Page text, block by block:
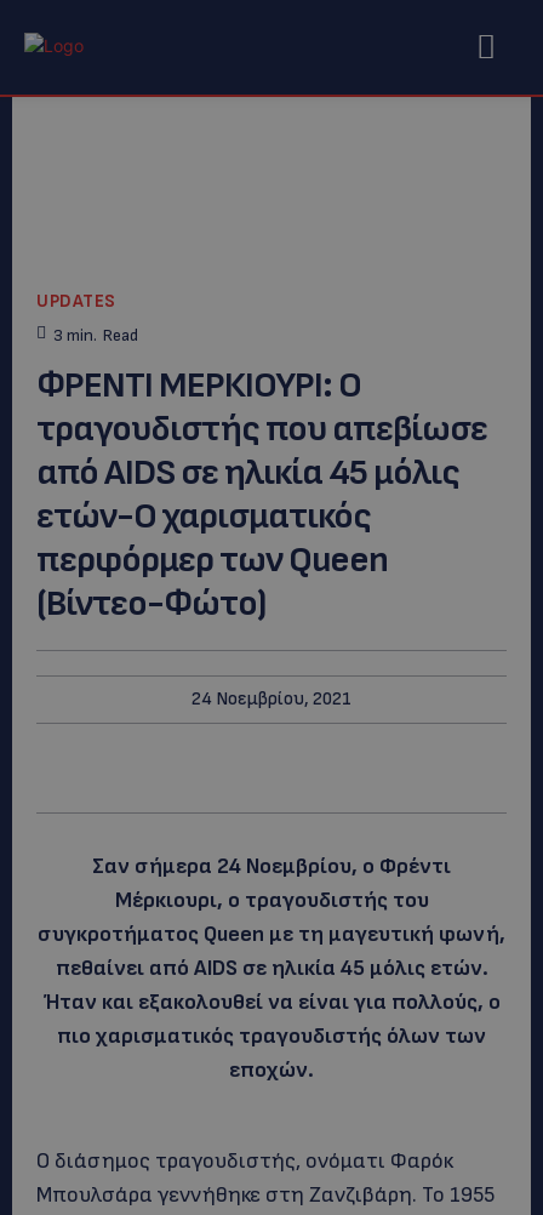
UPDATES
3 min. Read
ΦΡΕΝΤΙ ΜΕΡΚΙΟΥΡΙ: Ο
τραγουδιστής που απεβίωσε
από AIDS σε ηλικία 45 μόλις
ετών-Ο χαρισματικός
περφόρμερ των Queen
(Βίντεο-Φώτο)
24 Νοεμβρίου, 2021
Σαν σήμερα 24 Νοεμβρίου, ο Φρέντι
Μέρκιουρι, ο τραγουδιστής του
συγκροτήματος Queen με τη μαγευτική φωνή,
πεθαίνει από AIDS σε ηλικία 45 μόλις ετών.
Ήταν και εξακολουθεί να είναι για πολλούς, ο
πιο χαρισματικός τραγουδιστής όλων των
εποχών.
Ο διάσημος τραγουδιστής, ονόματι Φαρόκ
Μπουλσάρα γεννήθηκε στη Ζανζιβάρη. Το 1955